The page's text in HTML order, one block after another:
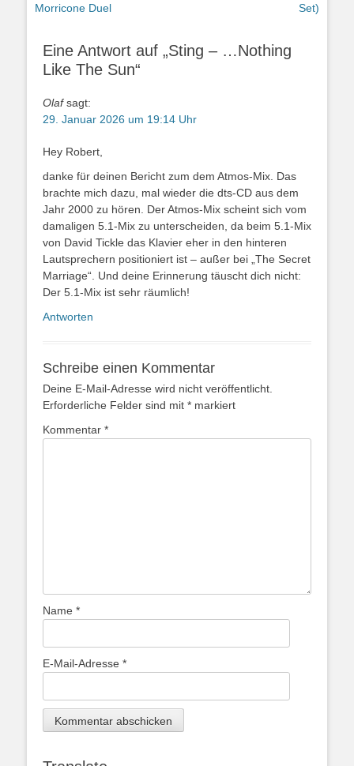
Morricone Duel
Set)
Eine Antwort auf „Sting – …Nothing
Like The Sun“
Olaf sagt:
29. Januar 2026 um 19:14 Uhr
Hey Robert,
danke für deinen Bericht zum dem Atmos-Mix. Das
brachte mich dazu, mal wieder die dts-CD aus dem
Jahr 2000 zu hören. Der Atmos-Mix scheint sich vom
damaligen 5.1-Mix zu unterscheiden, da beim 5.1-Mix
von David Tickle das Klavier eher in den hinteren
Lautsprechern positioniert ist – außer bei „The Secret
Marriage“. Und deine Erinnerung täuscht dich nicht:
Der 5.1-Mix ist sehr räumlich!
Antworten
Schreibe einen Kommentar
Deine E-Mail-Adresse wird nicht veröffentlicht.
Erforderliche Felder sind mit * markiert
Kommentar *
Name *
E-Mail-Adresse *